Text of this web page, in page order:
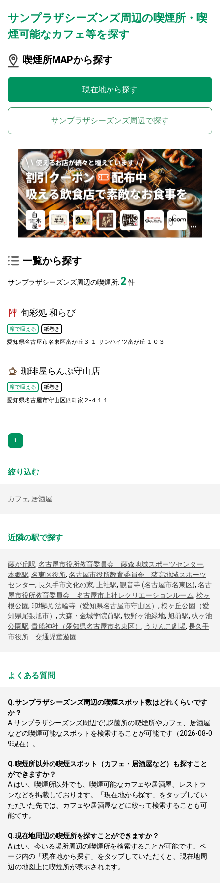
サンプラザシーズンズ周辺の喫煙所・喫
煙可能なカフェ等を探す
喫煙所MAPから探す
現在地から探す
サンプラザシーズンズ周辺で探す
一覧から探す
サンプラザシーズンズ周辺の喫煙所: 2件
旬彩処 和らび
席で吸える 紙巻き
愛知県名古屋市名東区富が丘３-１ サンハイツ富が丘 １０３
珈琲屋らんぷ守山店
席で吸える 紙巻き
愛知県名古屋市守山区四軒家２-４１１
1
絞り込む
カフェ, 居酒屋
近隣の駅で探す
藤が丘駅, 名古屋市役所教育委員会 藤森地域スポーツセンター,
本郷駅, 名東区役所, 名古屋市役所教育委員会 猪高地域スポーツ
センター, 長久手市文化の家, 上社駅, 観音寺 (名古屋市名東区), 名古
屋市役所教育委員会 名古屋市上社レクリエーションルーム, 桧ヶ
根公園, 印場駅, 法輪寺（愛知県名古屋市守山区） , 桜ヶ丘公園（愛
知県尾張旭市） , 大森・金城学院前駅, 牧野ヶ池緑地, 旭前駅, 杁ヶ池
公園駅, 貴船神社（愛知県名古屋市名東区） , うりんこ劇場, 長久手
市役所 交通児童遊園
よくある質問
Q.サンプラザシーズンズ周辺の喫煙スポット数はどれくらいです
か？
A.サンプラザシーズンズ周辺では2箇所の喫煙所やカフェ、居酒屋
などの喫煙可能なスポットを検索することが可能です（2026-08-0
9現在）。
Q.喫煙所以外の喫煙スポット（カフェ・居酒屋など）も探すこと
ができますか？
A. はい、喫煙所以外でも、喫煙可能なカフェや居酒屋、レストラ
ンなどを掲載しております。「現在地から探す」をタップしてい
ただいた先では、カフェや居酒屋などに絞って検索することも可
能です。
Q.現在地周辺の喫煙所を探すことができますか？
A. はい、今いる場所周辺の喫煙所を検索することが可能です。ペ
ージ内の「現在地から探す」をタップしていただくと、現在地周
辺の地図上に喫煙所が表示されます。